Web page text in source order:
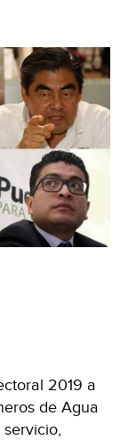
2019 a
de Agua